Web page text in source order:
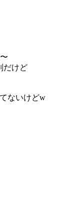
だけど
ないけどw